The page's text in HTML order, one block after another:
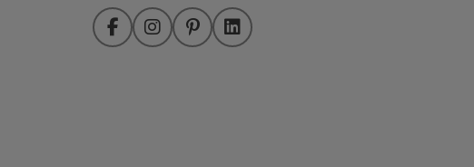
FacebookInstagramPinterestLinkedIn